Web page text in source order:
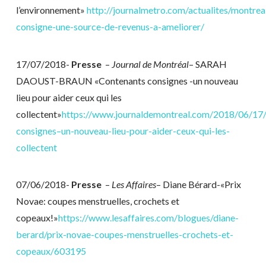
l’environnement» http://journalmetro.com/actualites/
consigne-une-source-de-revenus-a-ameliorer/
17/07/2018- Presse – Journal de Montréal– SARAH
DAOUST-BRAUN «Contenants consignes -un nouveau
lieu pour aider ceux qui les
collectent»https://www.journaldemontreal.com/2018/06/
consignes–un-nouveau-lieu-pour-aider-ceux-qui-les-
collectent
07/06/2018- Presse – Les Affaires– Diane Bérard-«Prix
Novae: coupes menstruelles, crochets et
copeaux!»https://www.lesaffaires.com/blogues/diane-
berard/prix-novae-coupes-menstruelles-crochets-et-
copeaux/603195